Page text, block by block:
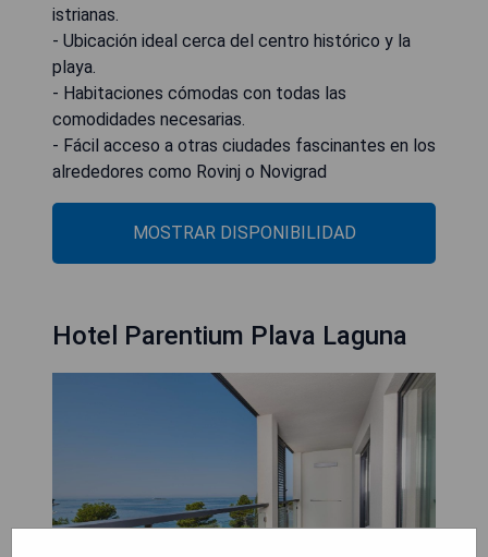
istrianas.
- Ubicación ideal cerca del centro histórico y la
playa.
- Habitaciones cómodas con todas las
comodidades necesarias.
- Fácil acceso a otras ciudades fascinantes en los
alrededores como Rovinj o Novigrad
MOSTRAR DISPONIBILIDAD
Hotel Parentium Plava Laguna